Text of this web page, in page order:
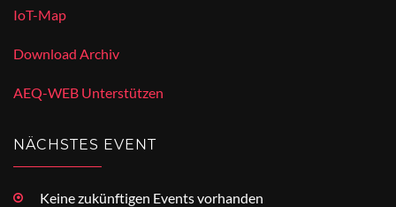
IoT-Map
Download Archiv
AEQ-WEB Unterstützen
NÄCHSTES EVENT
Keine zukünftigen Events vorhanden